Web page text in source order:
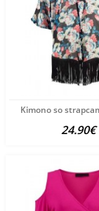
Kimono so
24.90€